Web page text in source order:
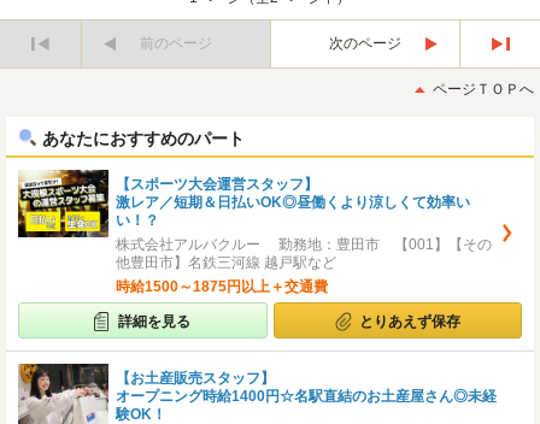
前のページ
次のページ
後
ページＴＯＰへ
あなたにおすすめのパート
【スポーツ大会運営スタッフ】
激レア／短期＆日払いOK◎昼働くより涼しくて効率い
い！？
株式会社アルバクルー 勤務地：豊田市 【001】【その
他豊田市】名鉄三河線 越戸駅など
時給1500～1875円以上＋交通費
詳細を見る とりあえず保存
【お土産販売スタッフ】
オープニング時給1400円☆名駅直結のお土産屋さん◎未経
験OK！